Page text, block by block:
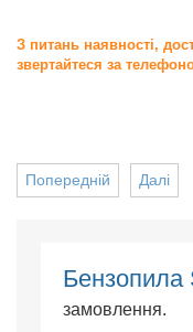
З питань наявності,
звертайтеся за
Далі
Попередній
Бензопила
замовлення.